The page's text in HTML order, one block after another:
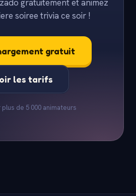
gratuitement et animez
soiree trivia ce soir !
gratuit
les tarifs
de 5 000 animateurs